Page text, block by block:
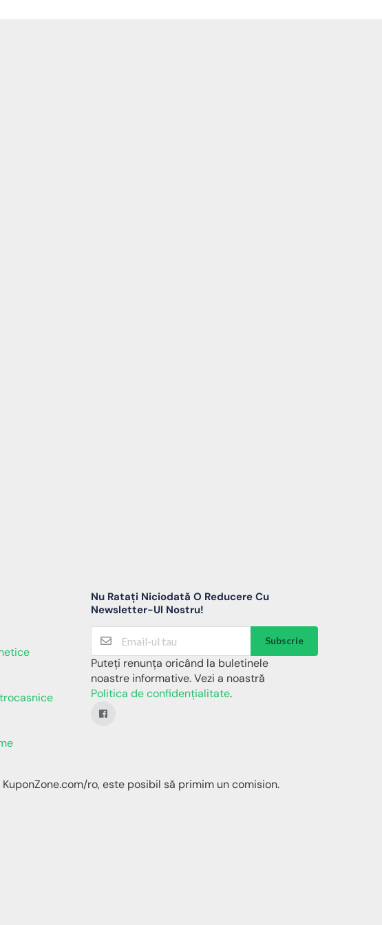
Nu Ratați Niciodată O Reducere Cu
Newsletter-Ul Nostru!
Subscrie
Puteți renunța oricând la buletinele
noastre informative. Vezi a noastră
Politica de confidențialitate.
ro, este posibil să primim un comision.